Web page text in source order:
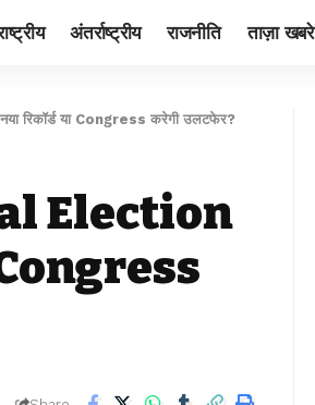
अंतर्राष्ट्रीय राजनीति ताज़ा खबरे
रिकॉर्ड या Congress करेगी उलटफेर?
Election
Congress